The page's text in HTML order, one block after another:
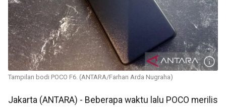
Tampilan bodi POCO F6. (ANTARA/Farhan Arda Nugraha)
Jakarta (ANTARA) - Beberapa waktu lalu POCO merilis